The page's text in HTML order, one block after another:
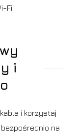
Fi
i
i korzystaj
na